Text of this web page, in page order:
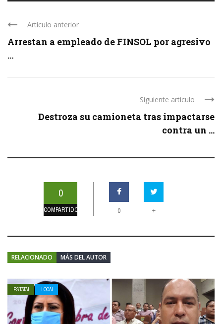
Artículo anterior
Arrestan a empleado de FINSOL por agresivo
...
Siguiente artículo
Destroza su camioneta tras impactarse
contra un ...
0
COMPARTIDOS 0 +
RELACIONADO MÁS DEL AUTOR
ESTATAL LOCAL